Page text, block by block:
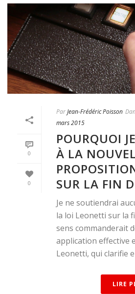
0
0
ParJean-Frédéric Poisson
mars 2015
POURQUOI
À LA
SUR LA FIN
Je ne soutiendrai
la loi Leonetti sur la
sens commanderait
application effective
Leonetti, qui clarifie
LIRE